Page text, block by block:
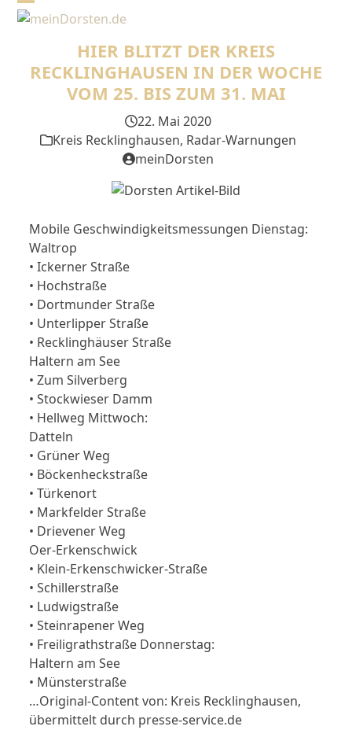
SkipOpen
menu
Close
menu
HIER BLITZT DER KREIS
RECKLINGHAUSEN IN DER WOCHE
VOM 25. BIS ZUM 31. MAI
22. Mai 2020
Kreis Recklinghausen, Radar-Warnungen
meinDorsten
Mobile Geschwindigkeitsmessungen Dienstag:
Waltrop
• Ickerner Straße
• Hochstraße
• Dortmunder Straße
• Unterlipper Straße
• Recklinghäuser Straße
Haltern am See
• Zum Silverberg
• Stockwieser Damm
• Hellweg Mittwoch:
Datteln
• Grüner Weg
• Böckenheckstraße
• Türkenort
• Markfelder Straße
• Drievener Weg
Oer-Erkenschwick
• Klein-Erkenschwicker-Straße
• Schillerstraße
• Ludwigstraße
• Steinrapener Weg
• Freiligrathstraße Donnerstag:
Haltern am See
• Münsterstraße
…Original-Content von: Kreis Recklinghausen,
übermittelt durch presse-service.de